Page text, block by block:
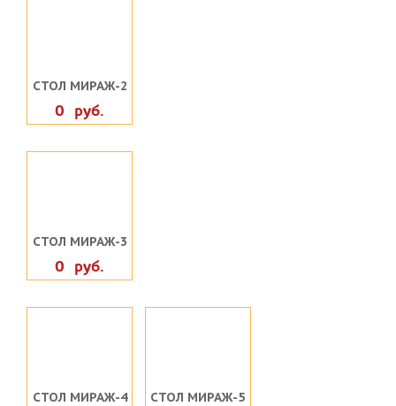
СТОЛ МИРАЖ-2
0 руб.
СТОЛ МИРАЖ-3
0 руб.
СТОЛ МИРАЖ-4 СТОЛ МИРАЖ-5